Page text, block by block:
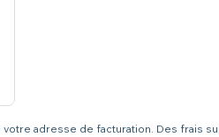
adresse de facturation. Des frais